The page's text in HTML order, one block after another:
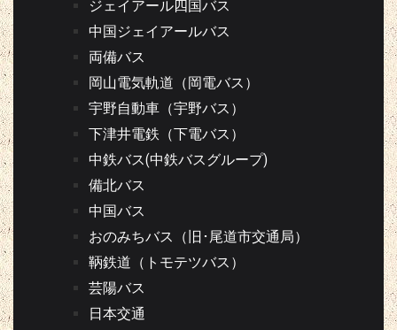
ジェイアール四国バス
中国ジェイアールバス
両備バス
岡山電気軌道（岡電バス）
宇野自動車（宇野バス）
下津井電鉄（下電バス）
中鉄バス(中鉄バスグループ)
備北バス
中国バス
おのみちバス（旧･尾道市交通局）
鞆鉄道（トモテツバス）
芸陽バス
日本交通